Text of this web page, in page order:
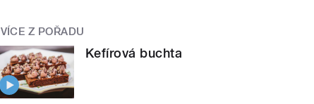
VÍCE Z POŘADU
Kefírová buchta